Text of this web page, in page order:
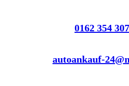
0162 354
autoankauf-